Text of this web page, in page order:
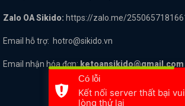
Zalo OA Sikido: https://zalo.me/
Email hỗ trợ: hotro@sikido.vn
Email nhận hóa đơn: ketoansikido@gmail.com